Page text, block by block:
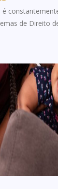
é
de Direito